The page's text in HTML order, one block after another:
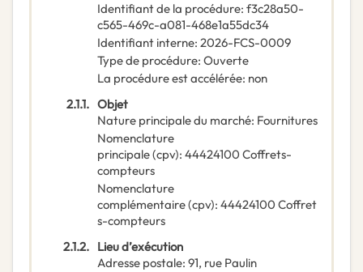
Identifiant de la procédure: f3c28a50-
c565-469c-a081-468e1a55dc34
Identifiant interne: 2026-FCS-0009
Type de procédure: Ouverte
La procédure est accélérée: non
2.1.1. Objet
Nature principale du marché: Fournitures
Nomenclature
principale(cpv): 44424100 Coffrets-
compteurs
Nomenclature
complémentaire(cpv): 44424100 Coffret
s-compteurs
2.1.2. Lieu d’exécution
Adresse postale: 91, rue Paulin